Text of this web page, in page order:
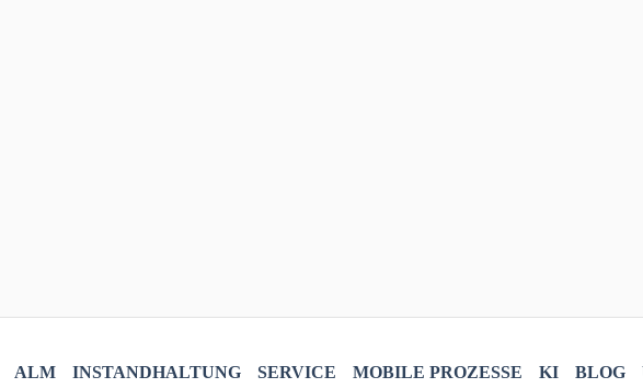
ALM INSTANDHALTUNG SERVICE MOBILE PROZESSE KI BLOG